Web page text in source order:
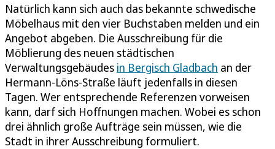
Natürlich kann sich auch das bekannte schwedische
Möbelhaus mit den vier Buchstaben melden und ein
Angebot abgeben. Die Ausschreibung für die
Möblierung des neuen städtischen
Verwaltungsgebäudes in Bergisch Gladbach an der
Hermann-Löns-Straße läuft jedenfalls in diesen
Tagen. Wer entsprechende Referenzen vorweisen
kann, darf sich Hoffnungen machen. Wobei es schon
drei ähnlich große Aufträge sein müssen, wie die
Stadt in ihrer Ausschreibung formuliert.